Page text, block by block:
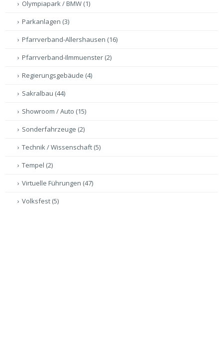
Olympiapark / BMW (1)
Parkanlagen (3)
Pfarrverband-Allershausen (16)
Pfarrverband-Ilmmuenster (2)
Regierungsgebäude (4)
Sakralbau (44)
Showroom / Auto (15)
Sonderfahrzeuge (2)
Technik / Wissenschaft (5)
Tempel (2)
Virtuelle Führungen (47)
Volksfest (5)